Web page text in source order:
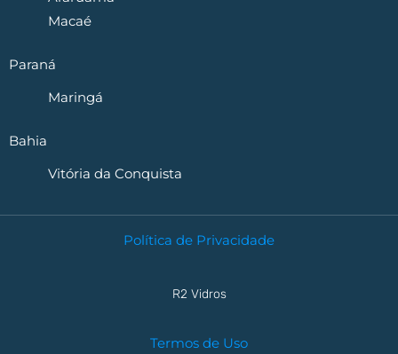
Macaé
Paraná
Maringá
Bahia
Vitória da Conquista
Política de Privacidade
R2 Vidros
Termos de Uso